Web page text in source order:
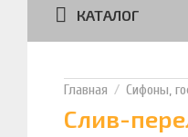
КАТАЛОГ
Сифоны,
Слив-